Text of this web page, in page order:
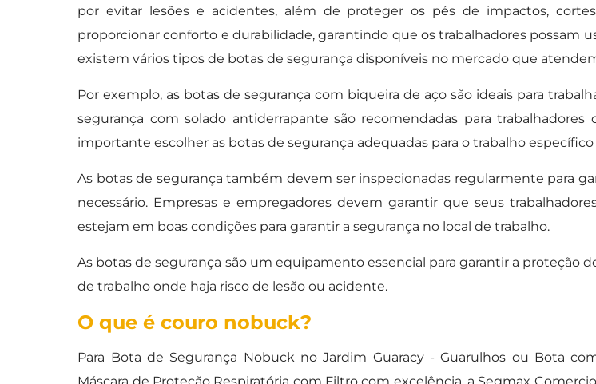
por evitar lesões e acidentes, além de proteger os pés de impactos,
proporcionar conforto e durabilidade, garantindo que os trabalhadores possam
existem vários tipos de botas de segurança disponíveis no mercado que
Por exemplo, as botas de segurança com biqueira de aço são ideais para
segurança com solado antiderrapante são recomendadas para
importante escolher as botas de segurança adequadas para o trabalho
As botas de segurança também devem ser inspecionadas regularmente para
necessário. Empresas e empregadores devem garantir que seus
estejam em boas condições para garantir a segurança no local de trabalho.
As botas de segurança são um equipamento essencial para garantir a proteção
de trabalho onde haja risco de lesão ou acidente.
O que é couro nobuck?
Para Bota de Segurança Nobuck no Jardim Guaracy - Guarulhos ou Bota